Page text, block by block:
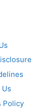
Policy